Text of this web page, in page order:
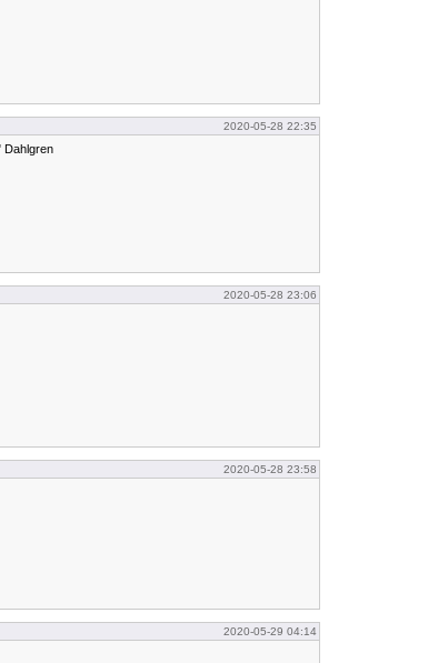
2020-05-28 22:35
Dahlgren
2020-05-28 23:06
2020-05-28 23:58
2020-05-29 04:14